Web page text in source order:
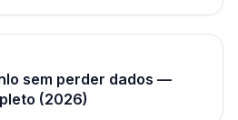
sem perder dados —
(2026)